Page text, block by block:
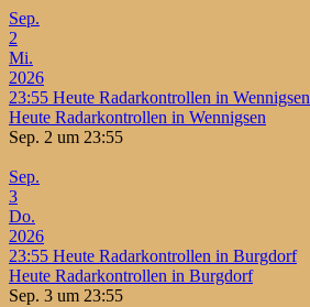
Sep.
2
Mi.
2026
23:55 Heute Radarkontrollen in Wennigsen
Heute Radarkontrollen in Wennigsen
Sep. 2 um 23:55
Sep.
3
Do.
2026
23:55 Heute Radarkontrollen in Burgdorf
Heute Radarkontrollen in Burgdorf
Sep. 3 um 23:55